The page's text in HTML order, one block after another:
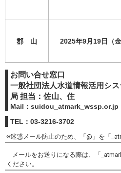
郡 山 2025年9月19日（金
お問い合せ窓口
一般社団法人水道情報活用シ
局 担当：佐山、住
Mail： suidou_atmark_wssp.or.jp
TEL：03-3216-3702
※迷惑メール防止のため、「@」を「
メールをお送りになる際は、「
ください。